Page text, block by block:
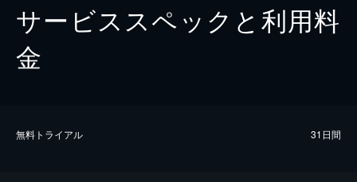
サービススペックと利用料
金
無料トライアル 31日間